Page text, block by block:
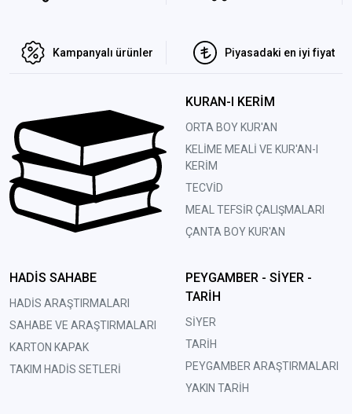
Kampanyalı ürünler Piyasadaki en iyi fiyat
KURAN-I KERİM
ORTA BOY KUR'AN
KELİME MEALİ VE KUR'AN-I
KERİM
TECVİD
MEAL TEFSİR ÇALIŞMALARI
ÇANTA BOY KUR'AN
HADİS SAHABE
HADİS ARAŞTIRMALARI
SAHABE VE ARAŞTIRMALARI
KARTON KAPAK
TAKIM HADİS SETLERİ
PEYGAMBER - SİYER -
TARİH
SİYER
TARİH
PEYGAMBER ARAŞTIRMALARI
YAKIN TARİH